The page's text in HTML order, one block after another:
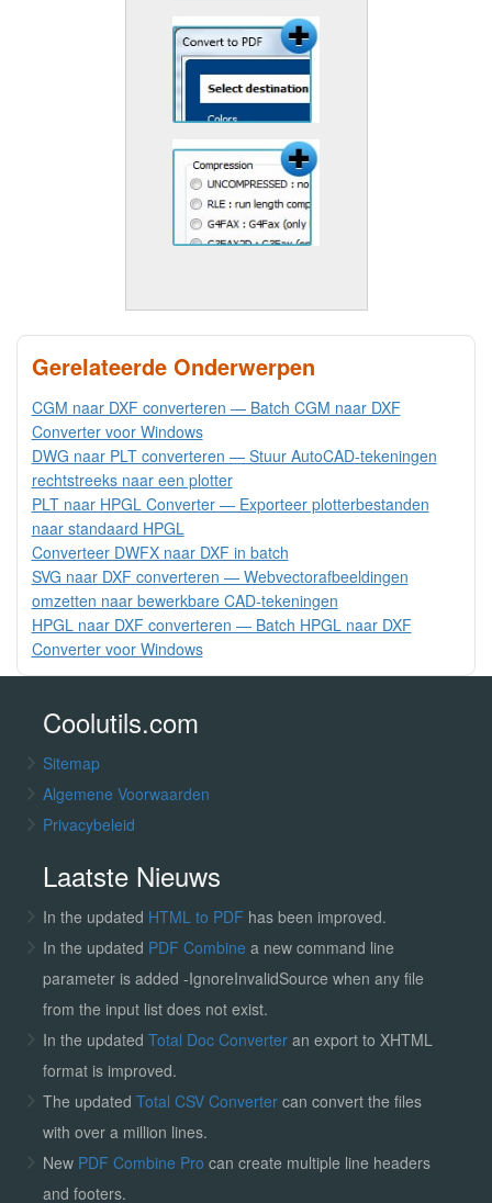
Gerelateerde Onderwerpen
CGM naar DXF converteren — Batch CGM naar DXF
Converter voor Windows
DWG naar PLT converteren — Stuur AutoCAD-tekeningen
rechtstreeks naar een plotter
PLT naar HPGL Converter — Exporteer plotterbestanden
naar standaard HPGL
Converteer DWFX naar DXF in batch
SVG naar DXF converteren — Webvectorafbeeldingen
omzetten naar bewerkbare CAD-tekeningen
HPGL naar DXF converteren — Batch HPGL naar DXF
Converter voor Windows
Coolutils.com
Sitemap
Algemene Voorwaarden
Privacybeleid
Laatste Nieuws
In the updated HTML to PDF has been improved.
In the updated PDF Combine a new command line
parameter is added -IgnoreInvalidSource when any file
from the input list does not exist.
In the updated Total Doc Converter an export to XHTML
format is improved.
The updated Total CSV Convertercan convert the files
with over a million lines.
New PDF Combine Pro can create multiple line headers
and footers.